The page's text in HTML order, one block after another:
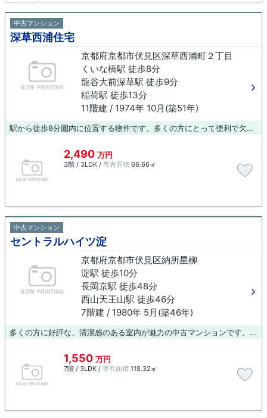
中古マンション
深草西浦住宅
京都府京都市伏見区深草西浦町２丁目
くいな橋駅 徒歩8分
龍谷大前深草駅 徒歩9分
稲荷駅 徒歩13分
11階建 / 1974年 10月(築51年)
駅から徒歩8分圏内に位置する物件です。多くの方にとって便利で欠かせない条件でもあるエレベーター付きの物件です。こちらは11階建ての物件です。この物件は快適な室内環境が魅力の中古マンションとなっています。初めて訪れる街で暮らすのは不安がいっぱいですよね。そんな方は、地域特化型の当社にお問い合わせください。当社は確かな住宅情報をご提供しているので、安心してお任せいただけます。
2,490 万円
3階 / 3LDK / 専有面積 66.66㎡
中古マンション
セントラルハイツ淀
京都府京都市伏見区納所星柳
淀駅 徒歩10分
長岡京駅 徒歩48分
西山天王山駅 徒歩46分
7階建 / 1980年 5月(築46年)
多くの方に好評な、清潔感のある室内が魅力の中古マンションです。エレベーター付き物件です。駅徒歩10分の物件です。お客様の住まい探しを、経験豊富な当社スタッフがしっかりとサポート致します。ご要望やご不明な点などござましたら、メール又はお電話にてご連絡ください。
1,550 万円
7階 / 3LDK / 専有面積 118.32㎡